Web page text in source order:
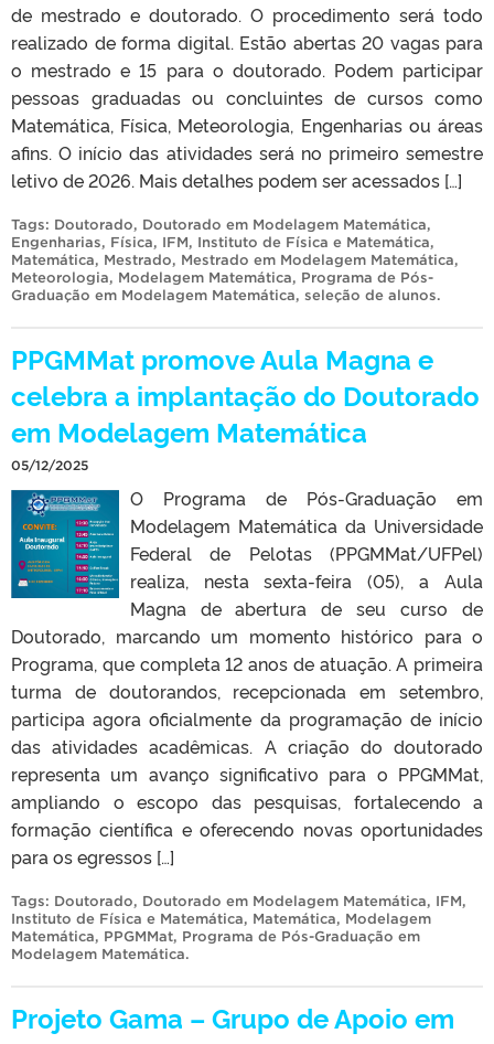
de mestrado e doutorado. O procedimento será todo
realizado de forma digital. Estão abertas 20 vagas para
o mestrado e 15 para o doutorado. Podem participar
pessoas graduadas ou concluintes de cursos como
Matemática, Física, Meteorologia, Engenharias ou áreas
afins. O início das atividades será no primeiro semestre
letivo de 2026. Mais detalhes podem ser acessados […]
Tags: Doutorado, Doutorado em Modelagem Matemática,
Engenharias, Física, IFM, Instituto de Física e Matemática,
Matemática, Mestrado, Mestrado em Modelagem Matemática,
Meteorologia, Modelagem Matemática, Programa de Pós-
Graduação em Modelagem Matemática, seleção de alunos.
PPGMMat promove Aula Magna e
celebra a implantação do Doutorado
em Modelagem Matemática
05/12/2025
O Programa de Pós-Graduação em
Modelagem Matemática da Universidade
Federal de Pelotas (PPGMMat/UFPel)
realiza, nesta sexta-feira (05), a Aula
Magna de abertura de seu curso de
Doutorado, marcando um momento histórico para o
Programa, que completa 12 anos de atuação. A primeira
turma de doutorandos, recepcionada em setembro,
participa agora oficialmente da programação de início
das atividades acadêmicas. A criação do doutorado
representa um avanço significativo para o PPGMMat,
ampliando o escopo das pesquisas, fortalecendo a
formação científica e oferecendo novas oportunidades
para os egressos […]
Tags: Doutorado, Doutorado em Modelagem Matemática, IFM,
Instituto de Física e Matemática, Matemática, Modelagem
Matemática, PPGMMat, Programa de Pós-Graduação em
Modelagem Matemática.
Projeto Gama – Grupo de Apoio em